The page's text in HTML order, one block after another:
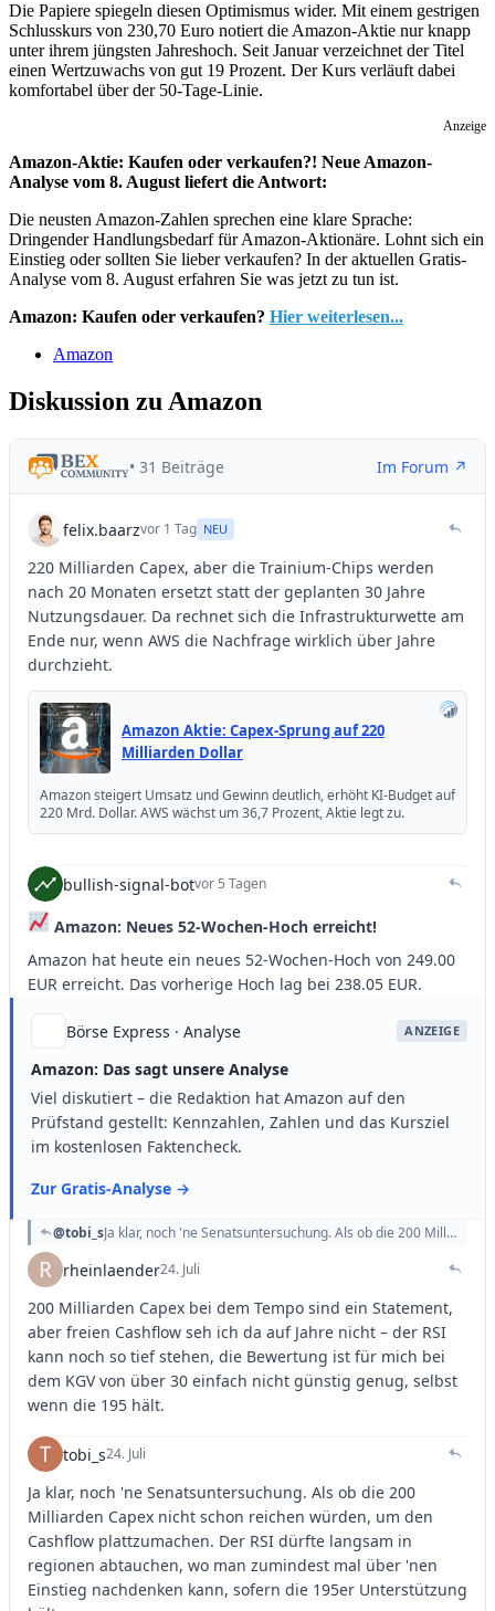
Die Papiere spiegeln diesen Optimismus wider. Mit einem gestrigen
Schlusskurs von 230,70 Euro notiert die Amazon-Aktie nur knapp
unter ihrem jüngsten Jahreshoch. Seit Januar verzeichnet der Titel
einen Wertzuwachs von gut 19 Prozent. Der Kurs verläuft dabei
komfortabel über der 50-Tage-Linie.
Anzeige
Amazon-Aktie: Kaufen oder verkaufen?! Neue Amazon-
Analyse vom 8. August liefert die Antwort:
Die neusten Amazon-Zahlen sprechen eine klare Sprache:
Dringender Handlungsbedarf für Amazon-Aktionäre. Lohnt sich ein
Einstieg oder sollten Sie lieber verkaufen? In der aktuellen Gratis-
Analyse vom 8. August erfahren Sie was jetzt zu tun ist.
Amazon: Kaufen oder verkaufen? Hier weiterlesen...
Amazon
Diskussion zu Amazon